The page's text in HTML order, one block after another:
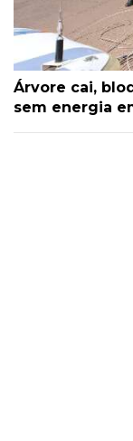
Árvore cai,
sem energia